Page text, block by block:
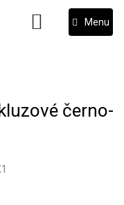
NÁKUPNÍ
KOŠÍK
černo-